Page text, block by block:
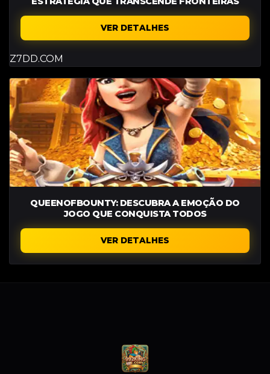
VER DETALHES
Z7DD.COM
QUEENOFBOUNTY: DESCUBRA A EMOÇÃO DO
JOGO QUE CONQUISTA TODOS
VER DETALHES